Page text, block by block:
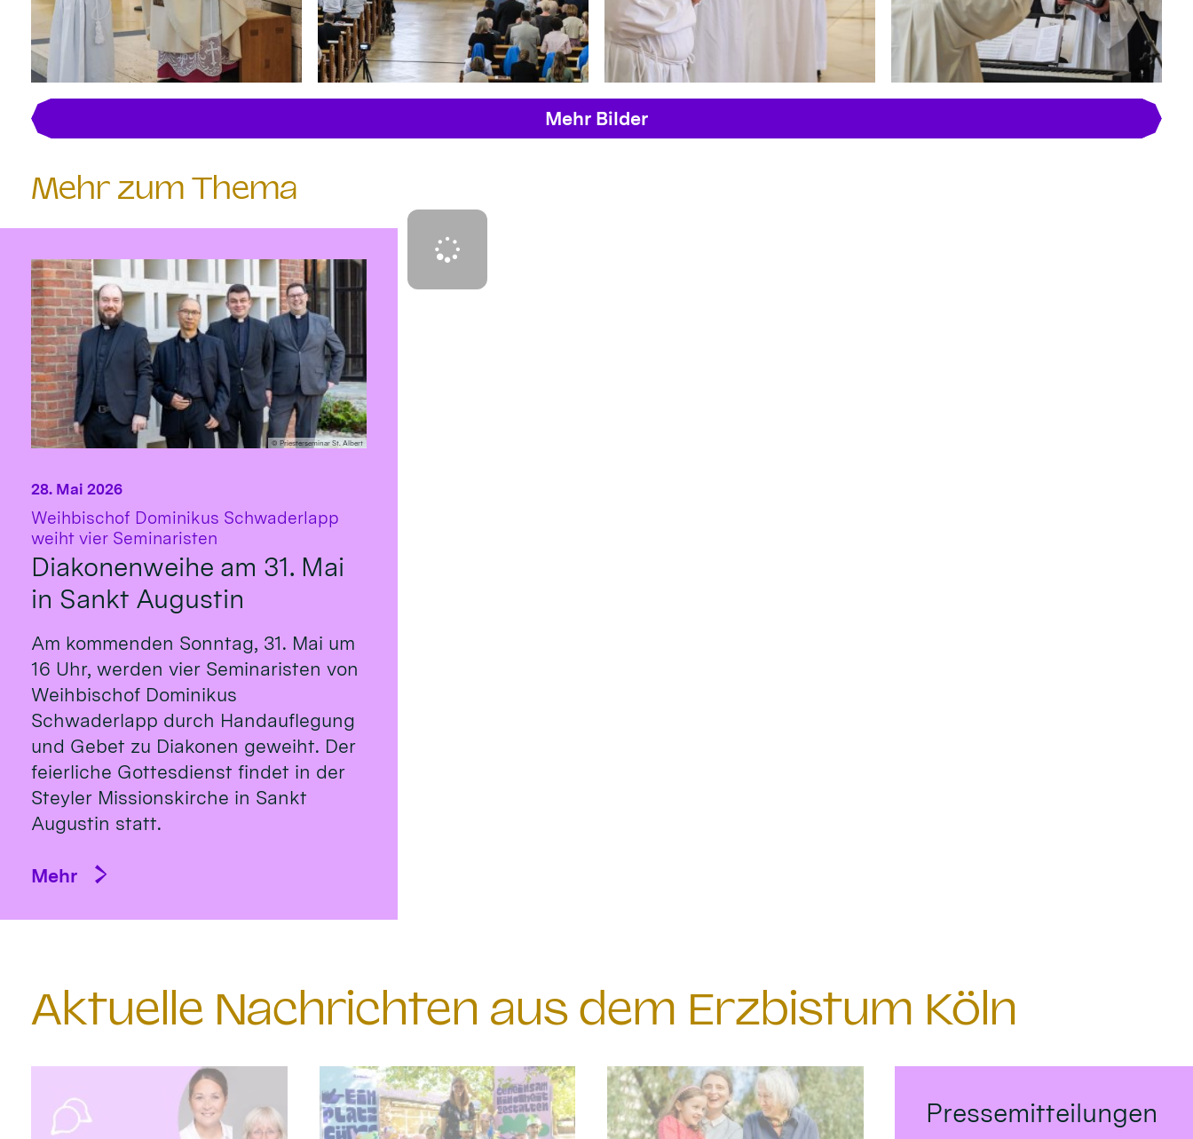
Mehr Bilder
Mehr zum Thema
© Priesterseminar St. Albert
Weihbischof Dominikus Schwaderlapp
weiht vier Seminaristen
Diakonenweihe am 31. Mai
in Sankt Augustin
28. Mai 2026
Am kommenden Sonntag, 31. Mai um
16 Uhr, werden vier Seminaristen von
Weihbischof Dominikus
Schwaderlapp durch Handauflegung
und Gebet zu Diakonen geweiht. Der
feierliche Gottesdienst findet in der
Steyler Missionskirche in Sankt
Augustin statt.
Mehr
Aktuelle Nachrichten aus dem Erzbistum Köln
Pressemitteilungen